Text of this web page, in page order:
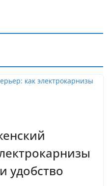
удобство